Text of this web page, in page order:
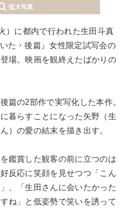
拡大写真
）に都内で行われた生田斗真
た・後篇』女性限定試写会の
場。映画を観終えたばかりの
篇の2部作で実写化した本作。
暮らすことになった矢野（生
）の愛の結末を描き出す。
鑑賞した観客の前に立つのは
反応に笑顔を見せつつ「こん
、「生田さんに会いたかった
ね」と低姿勢で笑いを誘って